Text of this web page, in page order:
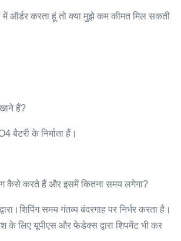
में ऑर्डर करता हूं तो क्या मुझे कम कीमत मिल सकती
हैं?
बैटरी के निर्माता हैं।
कैसे करते हैं और इसमें कितना समय लगेगा?
समय गंतव्य बंदरगाह पर निर्भर करता है।
के लिए यूपीएस और फेडेक्स द्वारा शिपमेंट भी कर